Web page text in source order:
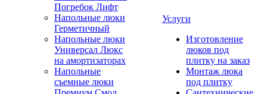
Погребок Лифт
Напольные люки
Герметичный
Напольные люки
Универсал Люкс
на амортизаторах
Напольные
съемные люки
Услуги
Изготовление
люков под
плитку на заказ
Монтаж люка
под плитку